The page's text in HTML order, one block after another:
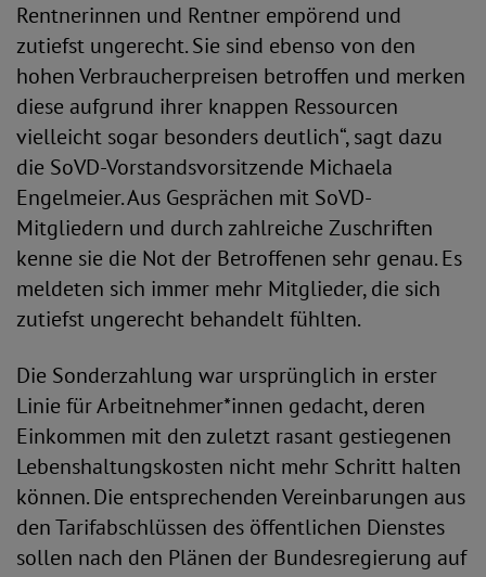
Rentnerinnen und Rentner empörend und
zutiefst ungerecht. Sie sind ebenso von den
hohen Verbraucherpreisen betroffen und merken
diese aufgrund ihrer knappen Ressourcen
vielleicht sogar besonders deutlich“, sagt dazu
die SoVD-Vorstandsvorsitzende Michaela
Engelmeier. Aus Gesprächen mit SoVD-
Mitgliedern und durch zahlreiche Zuschriften
kenne sie die Not der Betroffenen sehr genau. Es
meldeten sich immer mehr Mitglieder, die sich
zutiefst ungerecht behandelt fühlten.
Die Sonderzahlung war ursprünglich in erster
Linie für Arbeitnehmer*innen gedacht, deren
Einkommen mit den zuletzt rasant gestiegenen
Lebenshaltungskosten nicht mehr Schritt halten
können. Die entsprechenden Vereinbarungen aus
den Tarifabschlüssen des öffentlichen Dienstes
sollen nach den Plänen der Bundesregierung auf